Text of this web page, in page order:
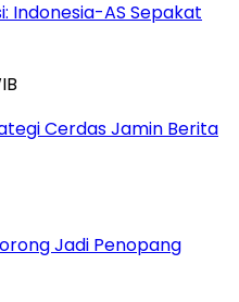
Indonesia-AS Sepakat
Cerdas Jamin Berita
Jadi Penopang